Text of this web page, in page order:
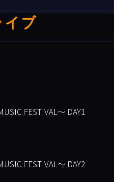
イブ
FESTIVAL～ DAY1
FESTIVAL～ DAY2